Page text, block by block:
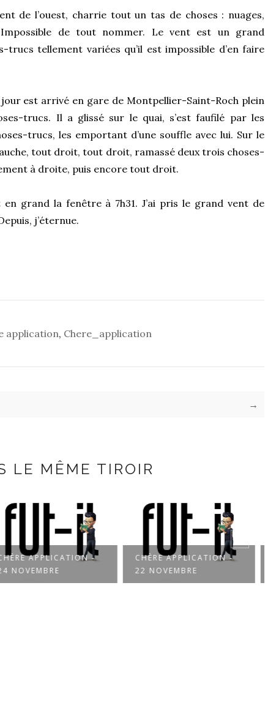
de l’ouest, charrie tout un tas de choses : nuages,
de tout nommer. Le vent est un grand
tellement variées qu’il est impossible d’en faire
est arrivé en gare de Montpellier-Saint-Roch plein
trucs. Il a glissé sur le quai, s’est faufilé par les
trucs, les emportant d’une souffle avec lui. Sur le
tout droit, tout droit, ramassé deux trois choses-
à droite, puis encore tout droit.
en grand la fenêtre à 7h31. J’ai pris le grand vent de
j’éternue.
application, Chere_application
→
LE MÊME TIROIR
CHÈRE APPLICATION -
22 NOVEMBRE
CHÈRE APPLICATION -
21 NOVEMBRE